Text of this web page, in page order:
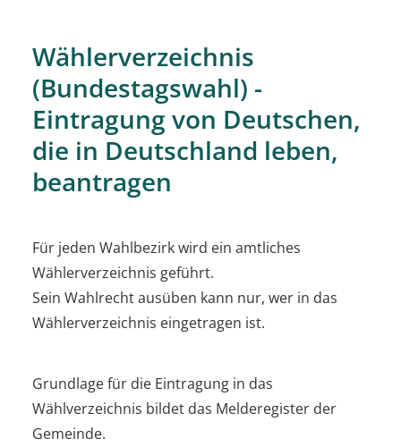
Wählerverzeichnis
(Bundestagswahl) -
Eintragung von Deutschen,
die in Deutschland leben,
beantragen
Für jeden Wahlbezirk wird ein amtliches
Wählerverzeichnis geführt.
Sein Wahlrecht ausüben kann nur, wer in das
Wählerverzeichnis eingetragen ist.
Grundlage für die Eintragung in das
Wählverzeichnis bildet das Melderegister der
Gemeinde.